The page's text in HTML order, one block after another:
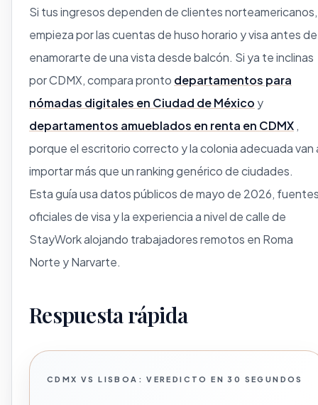
Si tus ingresos dependen de clientes norteamericanos,
empieza por las cuentas de huso horario y visa antes de
enamorarte de una vista desde balcón. Si ya te inclinas
por CDMX, compara pronto departamentos para
nómadas digitales en Ciudad de México y
departamentos amueblados en renta en CDMX ,
porque el escritorio correcto y la colonia adecuada van
importar más que un ranking genérico de ciudades.
Esta guía usa datos públicos de mayo de 2026,
oficiales de visa y la experiencia a nivel de calle de
StayWork alojando trabajadores remotos en Roma
Norte y Narvarte.
Respuesta rápida
CDMX VS LISBOA: VEREDICTO EN 30 SEGUNDOS